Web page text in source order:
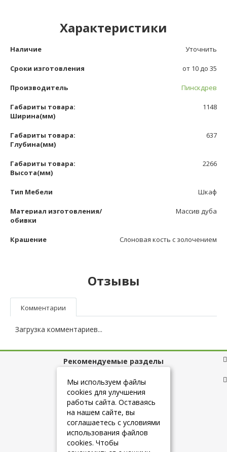
Характеристики
Наличие Уточнить
Сроки изготовления от 10 до 35
Производитель Пинскдрев
Габариты товара:
Ширина(мм)
1148
Габариты товара:
Глубина(мм)
637
Габариты товара:
Высота(мм)
2266
Тип Мебели Шкаф
Материал изготовления/
обивки
Массив дуба
Крашение Слоновая кость с золочением
Отзывы
Комментарии
Загрузка комментариев...
Рекомендуемые разделы
Полезные ссылки
+7 (925) 084-10-60
Мы используем файлы
cookies для улучшения
работы сайта. Оставаясь
на нашем сайте, вы
соглашаетесь с условиями
использования файлов
cookies. Чтобы